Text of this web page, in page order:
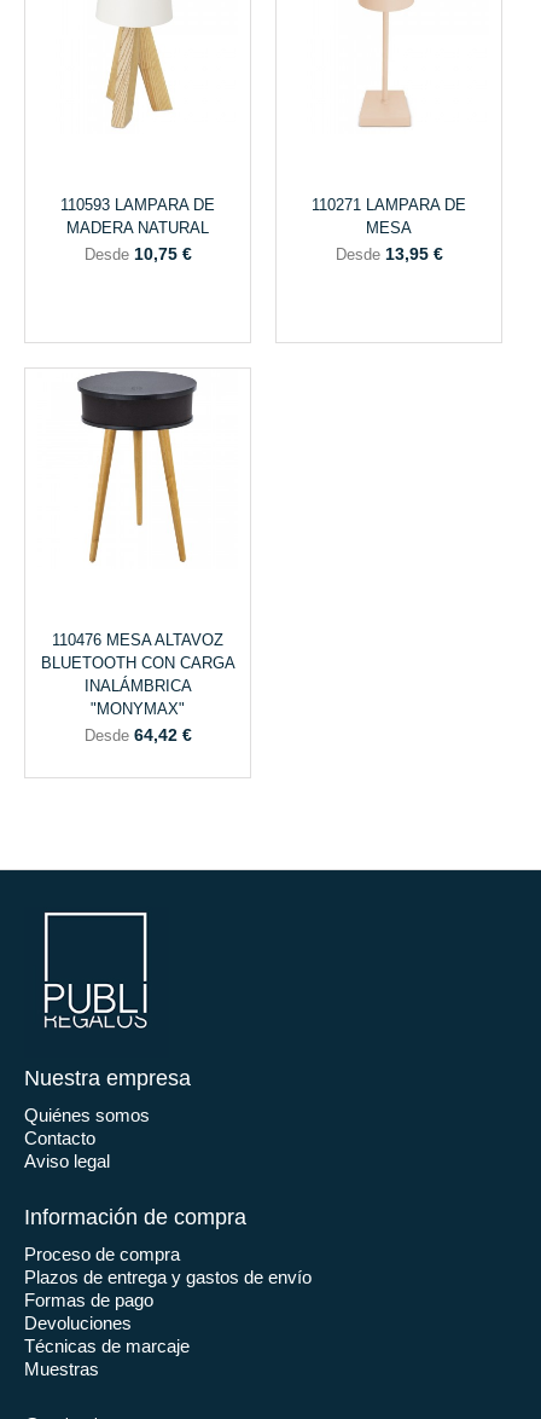
110593 LAMPARA DE
MADERA NATURAL
Desde 10,75 €
110271 LAMPARA DE
MESA
Desde 13,95 €
110476 MESA ALTAVOZ
BLUETOOTH CON CARGA
INALÁMBRICA
"MONYMAX"
Desde 64,42 €
Nuestra empresa
Quiénes somos
Contacto
Aviso legal
Información de compra
Proceso de compra
Plazos de entrega y gastos de envío
Formas de pago
Devoluciones
Técnicas de marcaje
Muestras